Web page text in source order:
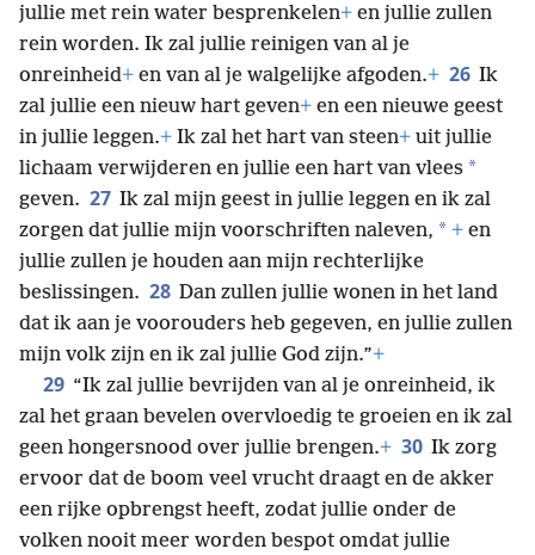
jullie met rein water besprenkelen+ en jullie zullen
rein worden. Ik zal jullie reinigen van al je
onreinheid+ en van al je walgelijke afgoden.+ 26 Ik
zal jullie een nieuw hart geven+ en een nieuwe geest
in jullie leggen.+ Ik zal het hart van steen+ uit jullie
lichaam verwijderen en jullie een hart van vlees *
geven. 27 Ik zal mijn geest in jullie leggen en ik zal
zorgen dat jullie mijn voorschriften naleven, * + en
jullie zullen je houden aan mijn rechterlijke
beslissingen. 28 Dan zullen jullie wonen in het land
dat ik aan je voorouders heb gegeven, en jullie zullen
mijn volk zijn en ik zal jullie God zijn.”+
29 “Ik zal jullie bevrijden van al je onreinheid, ik
zal het graan bevelen overvloedig te groeien en ik zal
geen hongersnood over jullie brengen.+ 30 Ik zorg
ervoor dat de boom veel vrucht draagt en de akker
een rijke opbrengst heeft, zodat jullie onder de
volken nooit meer worden bespot omdat jullie